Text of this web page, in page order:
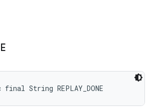
String REPLAY_DONE